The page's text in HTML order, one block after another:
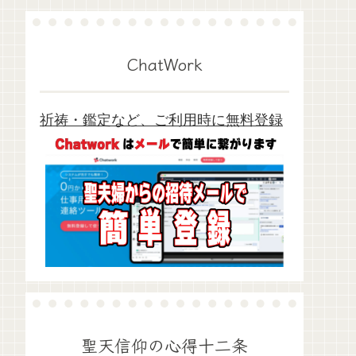
ChatWork
祈祷・鑑定など、ご利用時に無料登録
聖天信仰の心得十二条